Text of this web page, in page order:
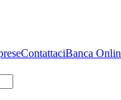
ContattaciBanca